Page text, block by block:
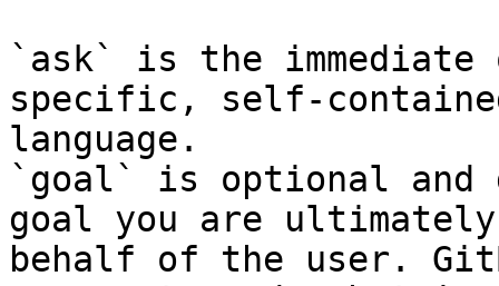
`ask` is the
specific, self-
language.
`goal` is optional and
goal you are
behalf of the user.